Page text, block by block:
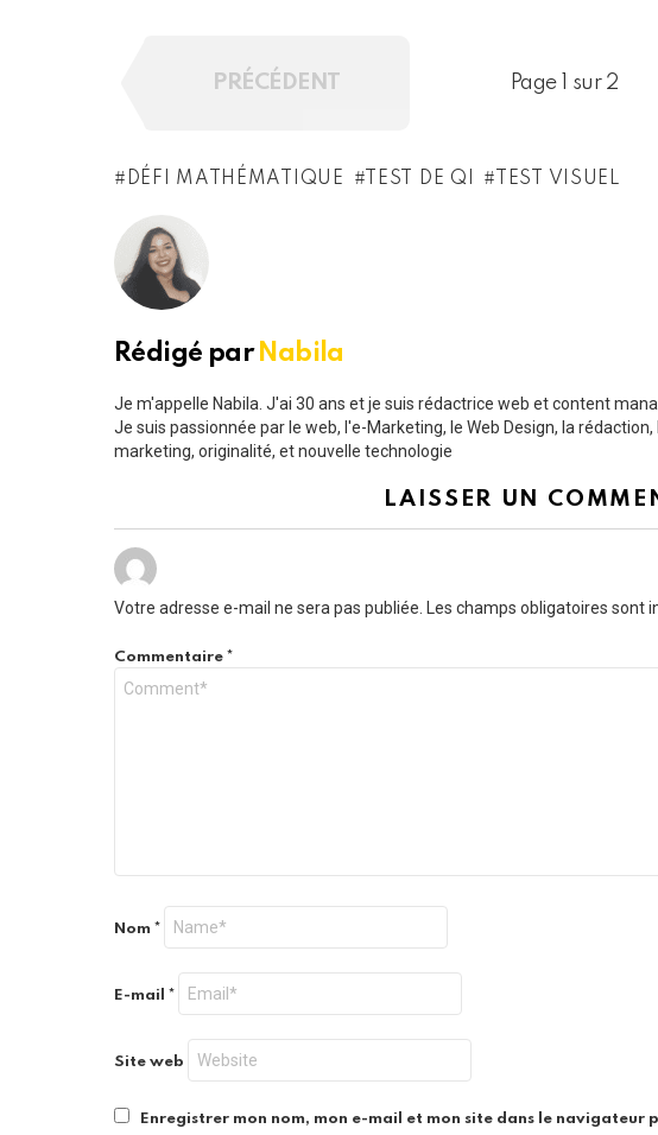
Page 1 sur 2
PRÉCÉDENT
DÉFI MATHÉMATIQUE TEST DE QI TEST VISUEL
Rédigé par Nabila
Je m'appelle Nabila. J'ai 30 ans et je suis rédactrice web et content
Je suis passionnée par le web, l'e-Marketing, le Web Design, la
marketing, originalité, et nouvelle technologie
LAISSER UN
Votre adresse e-mail ne sera pas publiée. Les champs obligatoires sont
Commentaire *
Nom *
E-mail *
Site web
Enregistrer mon nom, mon e-mail et mon site dans le navigateur